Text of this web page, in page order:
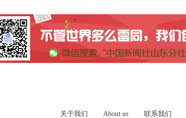
关于我们 About us 联系我们